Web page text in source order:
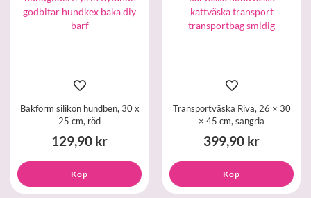
Bakform silikon hundben, 30 x
25 cm, röd
129,90 kr
Köp
Transportväska Riva, 26 × 30
× 45 cm, sangria
399,90 kr
Köp